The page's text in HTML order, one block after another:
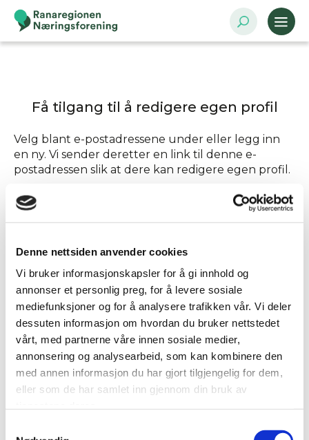
Denne nettsiden anvender cookies
Vi bruker informasjonskapsler for å gi innhold og
annonser et personlig preg, for å levere sosiale
mediefunksjoner og for å analysere trafikken vår. Vi deler
dessuten informasjon om hvordan du bruker nettstedet
vårt, med partnerne våre innen sosiale medier,
annonsering og analysearbeid, som kan kombinere den
med annen informasjon du har gjort tilgjengelig for dem,
eller som de har samlet inn gjennom din bruk av
Få tilgang til å redigere egen profil
Velg blant e-postadressene under eller legg inn
en ny. Vi sender deretter en link til denne e-
postadressen slik at dere kan redigere egen profil.
Send tilgang til
Annen - Skriv inn e-postadresse selv
SEND